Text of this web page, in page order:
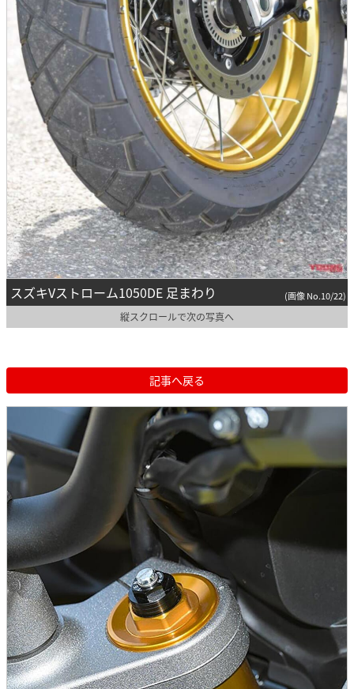
スズキVストローム1050DE 足まわり (画像 No.10/22)
縦スクロールで次の写真へ
記事へ戻る